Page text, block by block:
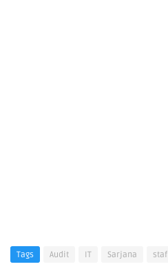
Tags Audit IT Sarjana staf